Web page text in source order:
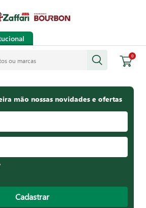
0
mão nossas novidades e ofertas
Cadastrar